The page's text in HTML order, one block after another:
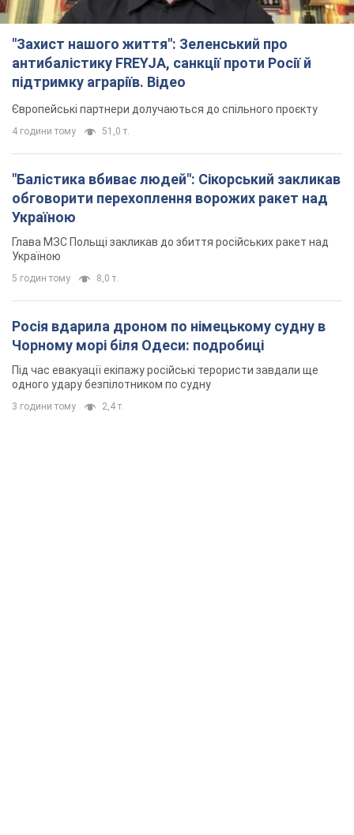
"Захист нашого життя": Зеленський про
антибалістику FREYJA, санкції проти Росії й
підтримку аграріїв. Відео
Європейські партнери долучаються до спільного проєкту
4 години тому 51,0 т.
"Балістика вбиває людей": Сікорський закликав
обговорити перехоплення ворожих ракет над
Україною
Глава МЗС Польщі закликав до збиття російських ракет над
Україною
5 годин тому 8,0 т.
Росія вдарила дроном по німецькому судну в
Чорному морі біля Одеси: подробиці
Під час евакуації екіпажу російські терористи завдали ще
одного удару безпілотником по судну
3 години тому 2,4 т.